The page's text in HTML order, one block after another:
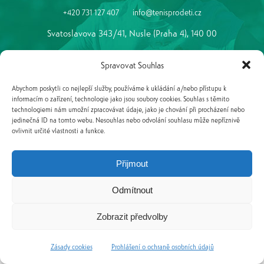
Spravovat Souhlas
Abychom poskytli co nejlepší služby, používáme k ukládání a/nebo přístupu k
informacím o zařízení, technologie jako jsou soubory cookies. Souhlas s těmito
technologiemi nám umožní zpracovávat údaje, jako je chování při procházení nebo
jedinečná ID na tomto webu. Nesouhlas nebo odvolání souhlasu může nepříznivě
ovlivnit určité vlastnosti a funkce.
Přijmout
Odmítnout
Zobrazit předvolby
Zásady cookies Prohlášení o ochraně osobních údajů
+420 731 127 407 info@tenisprodeti.cz
Svatoslavova 343/41, Nusle (Praha 4), 140 00
© 2026 TenisProDeti.cz.Všechna práva vyhrazena.
webdesignMarek Klusák
Pokud máte jakýkoli dotaz týkající se kurzu, obraťte se na nás a my
Vám rádi poradíme!
Kontakt
Zásady zpracování osobních údajů
Zásady cookies